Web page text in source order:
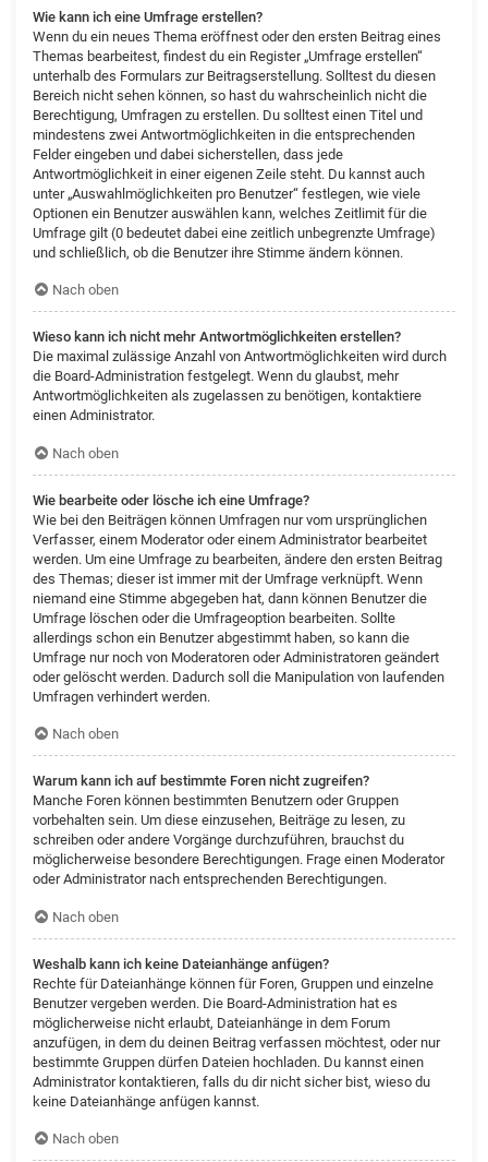
Wie kann ich eine Umfrage erstellen?
Wenn du ein neues Thema eröffnest oder den ersten Beitrag eines
Themas bearbeitest, findest du ein Register „Umfrage erstellen“
unterhalb des Formulars zur Beitragserstellung. Solltest du diesen
Bereich nicht sehen können, so hast du wahrscheinlich nicht die
Berechtigung, Umfragen zu erstellen. Du solltest einen Titel und
mindestens zwei Antwortmöglichkeiten in die entsprechenden
Felder eingeben und dabei sicherstellen, dass jede
Antwortmöglichkeit in einer eigenen Zeile steht. Du kannst auch
unter „Auswahlmöglichkeiten pro Benutzer“ festlegen, wie viele
Optionen ein Benutzer auswählen kann, welches Zeitlimit für die
Umfrage gilt (0 bedeutet dabei eine zeitlich unbegrenzte Umfrage)
und schließlich, ob die Benutzer ihre Stimme ändern können.
Nach oben
Wieso kann ich nicht mehr Antwortmöglichkeiten erstellen?
Die maximal zulässige Anzahl von Antwortmöglichkeiten wird durch
die Board-Administration festgelegt. Wenn du glaubst, mehr
Antwortmöglichkeiten als zugelassen zu benötigen, kontaktiere
einen Administrator.
Nach oben
Wie bearbeite oder lösche ich eine Umfrage?
Wie bei den Beiträgen können Umfragen nur vom ursprünglichen
Verfasser, einem Moderator oder einem Administrator bearbeitet
werden. Um eine Umfrage zu bearbeiten, ändere den ersten Beitrag
des Themas; dieser ist immer mit der Umfrage verknüpft. Wenn
niemand eine Stimme abgegeben hat, dann können Benutzer die
Umfrage löschen oder die Umfrageoption bearbeiten. Sollte
allerdings schon ein Benutzer abgestimmt haben, so kann die
Umfrage nur noch von Moderatoren oder Administratoren geändert
oder gelöscht werden. Dadurch soll die Manipulation von laufenden
Umfragen verhindert werden.
Nach oben
Warum kann ich auf bestimmte Foren nicht zugreifen?
Manche Foren können bestimmten Benutzern oder Gruppen
vorbehalten sein. Um diese einzusehen, Beiträge zu lesen, zu
schreiben oder andere Vorgänge durchzuführen, brauchst du
möglicherweise besondere Berechtigungen. Frage einen Moderator
oder Administrator nach entsprechenden Berechtigungen.
Nach oben
Weshalb kann ich keine Dateianhänge anfügen?
Rechte für Dateianhänge können für Foren, Gruppen und einzelne
Benutzer vergeben werden. Die Board-Administration hat es
möglicherweise nicht erlaubt, Dateianhänge in dem Forum
anzufügen, in dem du deinen Beitrag verfassen möchtest, oder nur
bestimmte Gruppen dürfen Dateien hochladen. Du kannst einen
Administrator kontaktieren, falls du dir nicht sicher bist, wieso du
keine Dateianhänge anfügen kannst.
Nach oben